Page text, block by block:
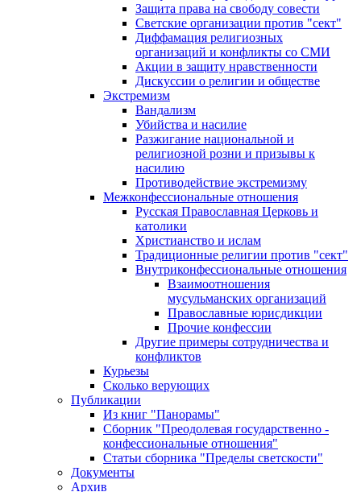
Защита права на свободу совести
Светские организации против "сект"
Диффамация религиозных
организаций и конфликты со СМИ
Акции в защиту нравственности
Дискуссии о религии и обществе
Экстремизм
Вандализм
Убийства и насилие
Разжигание национальной и
религиозной розни и призывы к
насилию
Противодействие экстремизму
Межконфессиональные отношения
Русская Православная Церковь и
католики
Христианство и ислам
Традиционные религии против "сект"
Внутриконфессиональные отношения
Взаимоотношения
мусульманских организаций
Православные юрисдикции
Прочие конфессии
Другие примеры сотрудничества и
конфликтов
Курьезы
Сколько верующих
Публикации
Из книг "Панорамы"
Сборник "Преодолевая государственно -
конфессиональные отношения"
Статьи сборника "Пределы светскости"
Документы
Архив